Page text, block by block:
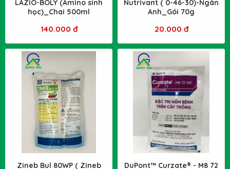
LAZIO-BOLY (Amino sinh
học)_Chai 500ml
140.000 đ
Nutrivant ( 0-46-30)-Ngân
Anh_Gói 70g
20.000 đ
Zineb Bul 80WP ( Zineb
DuPont™ Curzate® - M8 72